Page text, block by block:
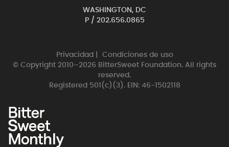
WASHINGTON, DC
P / 202.656.0865
Privacidad
Condiciones de uso
© Copyright 2010–2026 BitterSweet Foundation. All rights
reserved.
Registered 501(c)(3). EIN: 46-1502118